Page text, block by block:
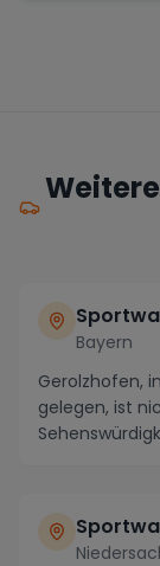
Bayern
Gerolzhofen,
gelegen, ist